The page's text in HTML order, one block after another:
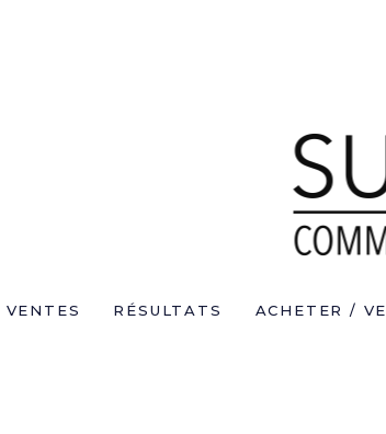
VENTES RÉSULTATS ACHETER /